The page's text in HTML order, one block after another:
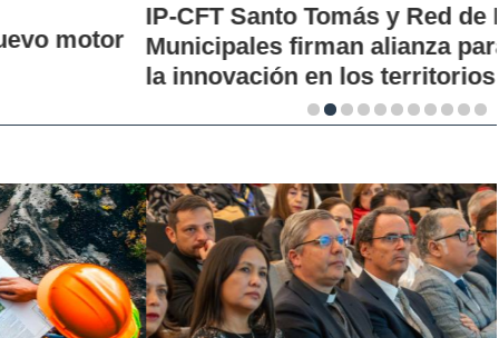
IP-CFT Santo Tomás y Red de Hubs
Municipales firman alianza para impulsar
la innovación en los territorios